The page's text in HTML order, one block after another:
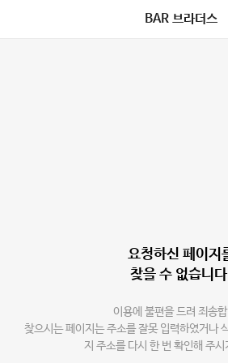
BAR 브라더스
요청하신 페이지
찾을 수 없습니
이용에 불편을 드려 죄송
찾으시는 페이지는 주소를 잘못 입력하였거나
지 주소를 다시 한 번 확인해 주시